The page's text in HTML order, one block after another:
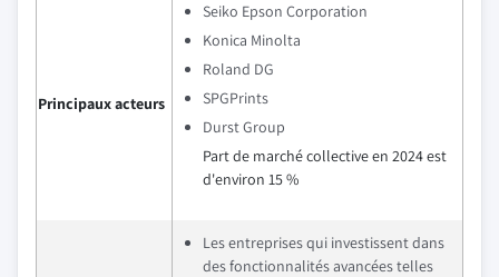
Principaux acteurs
Seiko Epson Corporation
Konica Minolta
Roland DG
SPGPrints
Durst Group
Part de marché collective en 2024 est
d'environ 15 %
Les entreprises qui investissent dans
des fonctionnalités avancées telles